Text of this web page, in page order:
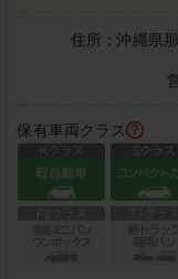
住所：沖縄県
保有車両クラス